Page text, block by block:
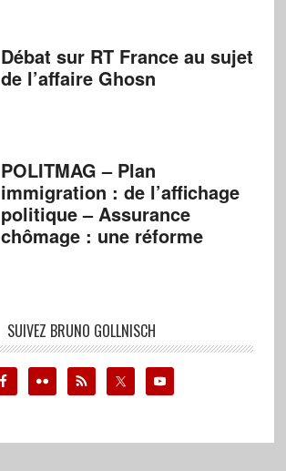
Débat sur RT France au sujet
de l’affaire Ghosn
POLITMAG – Plan
immigration : de l’affichage
politique – Assurance
chômage : une réforme
SUIVEZ BRUNO GOLLNISCH